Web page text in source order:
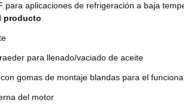
para aplicaciones de refrigeración a baja
producto
para llenado/vaciado de aceite
gomas de montaje blandas para el
del motor